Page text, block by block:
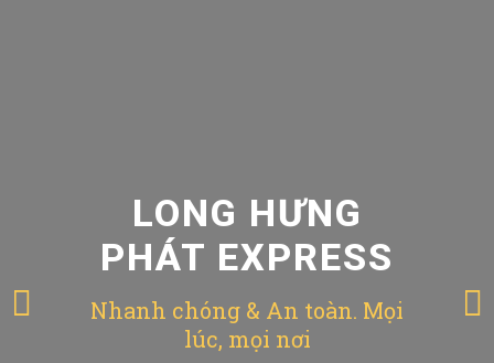
LONG HƯNG
PHÁT EXPRESS
Nhanh chóng & An toàn. Mọi
lúc, mọi nơi